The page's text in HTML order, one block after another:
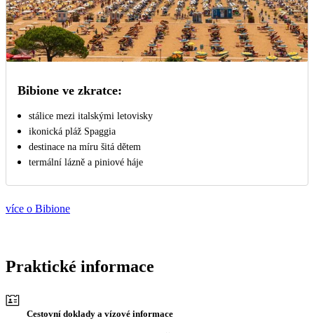
Bibione ve zkratce:
stálice mezi italskými letovisky
ikonická pláž Spaggia
destinace na míru šitá dětem
termální lázně a piniové háje
více o Bibione
Praktické informace
Cestovní doklady a vízové informace